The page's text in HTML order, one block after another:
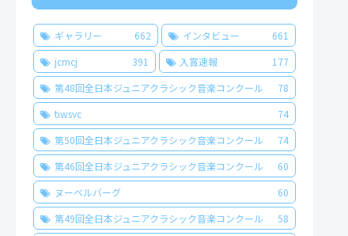
ギャラリー 662 インタビュー
661
jcmcj
391 入賞速報
177
第48回全日本ジュニアクラシック音楽コンクール
78
tiwsvc
74
第50回全日本ジュニアクラシック音楽コンクール
74
第46回全日本ジュニアクラシック音楽コンクール
60
ヌーベルバーグ
60
第49回全日本ジュニアクラシック音楽コンクール
58